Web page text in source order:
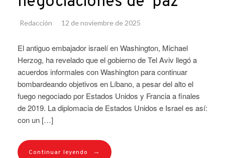
Redacción 12 de noviembre de 2025
El antiguo embajador israelí en Washington, Michael
Herzog, ha revelado que el gobierno de Tel Aviv llegó a
acuerdos informales con Washington para continuar
bombardeando objetivos en Líbano, a pesar del alto el
fuego negociado por Estados Unidos y Francia a finales
de 2019. La diplomacia de Estados Unidos e Israel es así:
con un […]
Continuar leyendo →